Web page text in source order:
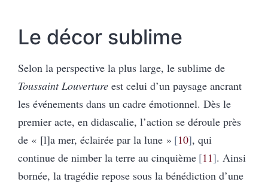
Le décor sublime
Selon la perspective la plus large, le sublime de
Toussaint Louverture est celui d’un paysage ancrant
les événements dans un cadre émotionnel. Dès le
premier acte, en didascalie, l’action se déroule près
de « [l]a mer, éclairée par la lune » 10 , qui
continue de nimber la terre au cinquième 11 . Ainsi
bornée, la tragédie repose sous la bénédiction d’une